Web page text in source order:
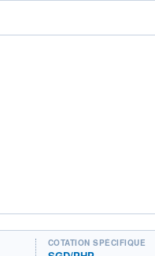
COTATION SPÉCIFIQUE